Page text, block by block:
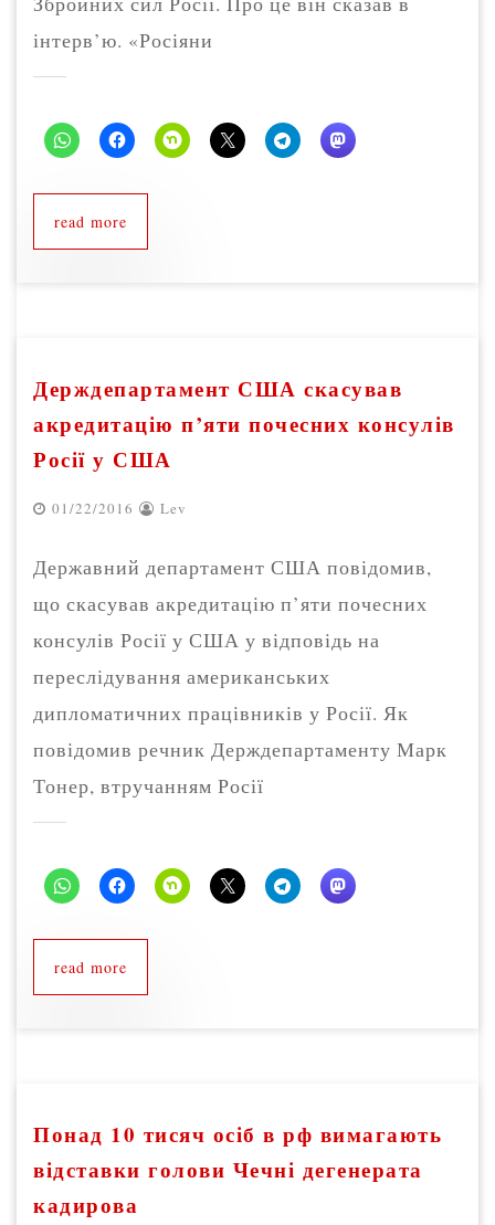
інтерв’ю. «Росіяни
read more
Держдепартамент США скасував
акредитацію п’яти почесних консулів
Росії у США
01/22/2016 Lev
Державний департамент США повідомив,
що скасував акредитацію п’яти почесних
консулів Росії у США у відповідь на
переслідування американських
дипломатичних працівників у Росії. Як
повідомив речник Держдепартаменту Марк
Тонер, втручанням Росії
read more
Понад 10 тисяч осіб в рф вимагають
відставки голови Чечні дегенерата
кадирова